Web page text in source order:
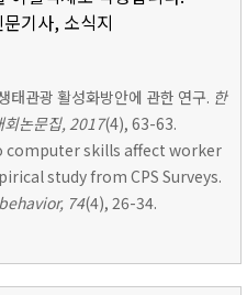
기사, 소식지
태관광 활성화방안에 관한 연구. 한
회논문집, 2017(4), 63-63.
computer skills affect worker
study from CPS Surveys.
74(4), 26-34.